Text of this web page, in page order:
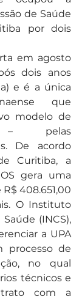
de Saúde
por dois
em agosto
dois anos
e é a única
que
modelo de
– pelas
De acordo
Curitiba, a
gera uma
408.651,00
O Instituto
(INCS),
a UPA
processo de
no qual
técnicos e
com a